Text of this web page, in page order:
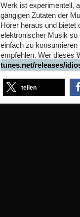
Werk ist experimentell,
gängigen Zutaten der
Hörer heraus und bietet
elektronischer Musik so
einfach zu
empfehlen. Wer dieses
tunes.net/releases/
teilen